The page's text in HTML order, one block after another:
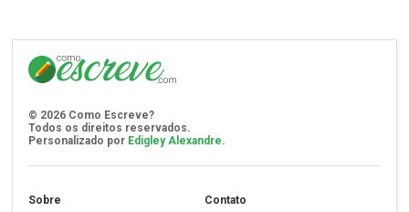
© 2026 Como Escreve?
Todos os direitos reservados.
Personalizado por Edigley Alexandre.
Sobre Contato